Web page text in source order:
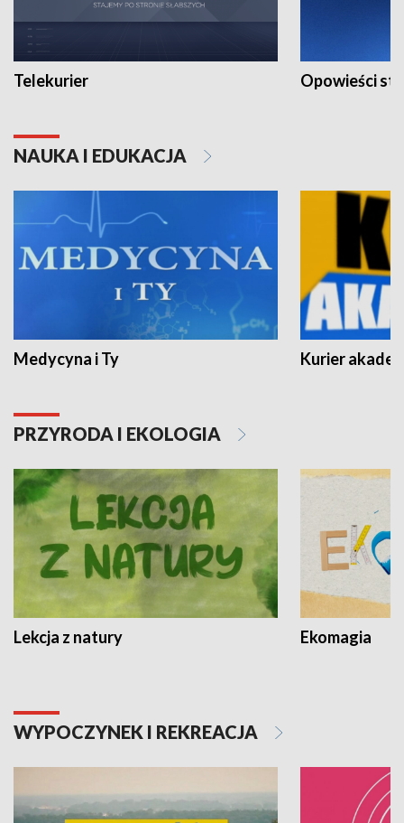
Telekurier Opowieści
NAUKA I EDUKACJA
Medycyna i Ty Kurier
PRZYRODA I EKOLOGIA
Lekcja z natury Ekomagia
WYPOCZYNEK I REKREACJA